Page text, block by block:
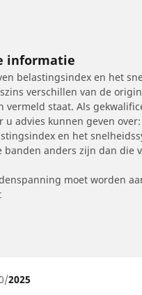
informatie
belastingsindex en het
verschillen van de
vermeld staat. Als
u advies kunnen geven over:
en het
banden anders zijn dan die
moet worden
2025